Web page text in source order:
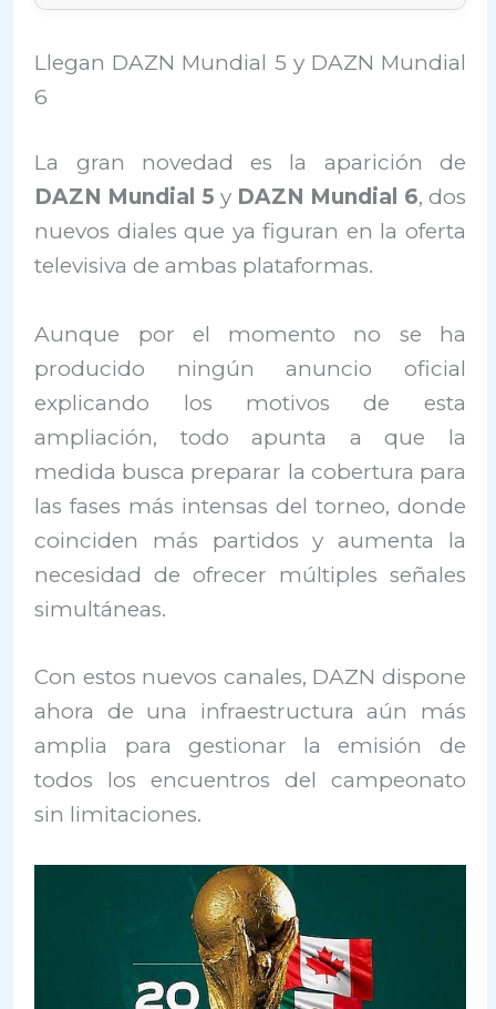
Llegan DAZN Mundial 5 y DAZN Mundial
6
La gran novedad es la aparición de
DAZN Mundial 5 y DAZN Mundial 6, dos
nuevos diales que ya figuran en la oferta
televisiva de ambas plataformas.
Aunque por el momento no se ha
producido ningún anuncio oficial
explicando los motivos de esta
ampliación, todo apunta a que la
medida busca preparar la cobertura para
las fases más intensas del torneo, donde
coinciden más partidos y aumenta la
necesidad de ofrecer múltiples señales
simultáneas.
Con estos nuevos canales, DAZN dispone
ahora de una infraestructura aún más
amplia para gestionar la emisión de
todos los encuentros del campeonato
sin limitaciones.